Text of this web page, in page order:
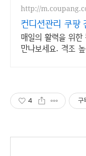
http://
컨디션관리 쿠팡
매일의 활력을 위한
만나보세요. 격조
4 구